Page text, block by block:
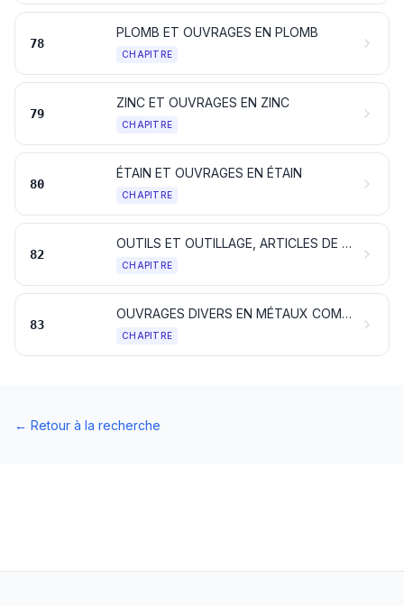
78
PLOMB ET OUVRAGES EN PLOMB
CHAPITRE
79
ZINC ET OUVRAGES EN ZINC
CHAPITRE
80
ÉTAIN ET OUVRAGES EN ÉTAIN
CHAPITRE
82
OUTILS ET OUTILLAGE, ARTICLES DE COUTELLERIE ET COUVERTS DE TABLE, EN MÉTAUX COMMUNS; PARTIES DE CES ARTICLES, EN MÉTAUX COMMUNS
CHAPITRE
83
OUVRAGES DIVERS EN MÉTAUX COMMUNS
CHAPITRE
← Retour à la recherche